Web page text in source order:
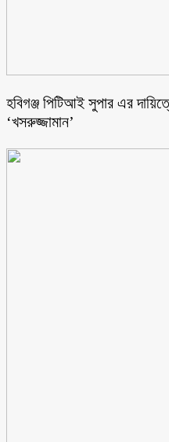
হবিগঞ্জ পিটিআই সুপার এর
‘খসরুজ্জামান’